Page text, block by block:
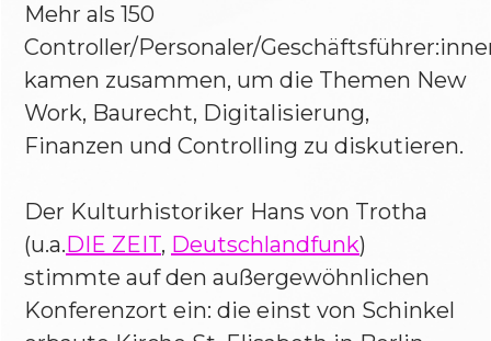
Mehr als 150
Controller/Personaler/
kamen zusammen, um die Themen New
Work, Baurecht, Digitalisierung,
Finanzen und Controlling zu diskutieren.
Der Kulturhistoriker Hans von Trotha
(u.a.DIE ZEIT, Deutschlandfunk)
stimmte auf den außergewöhnlichen
Konferenzort ein: die einst von Schinkel